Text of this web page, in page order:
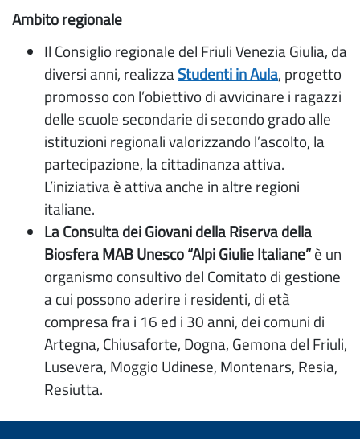
Ambito regionale
Il Consiglio regionale del Friuli Venezia Giulia, da
diversi anni, realizzaStudenti in Aula, progetto
promosso con l’obiettivo di avvicinare i ragazzi
delle scuole secondarie di secondo grado alle
istituzioni regionali valorizzando l’ascolto, la
partecipazione, la cittadinanza attiva.
L’iniziativa è attiva anche in altre regioni
italiane.
La Consulta dei Giovani della Riserva della
Biosfera MAB Unesco “Alpi Giulie Italiane”è un
organismo consultivo del Comitato di gestione
a cui possono aderire i residenti, di età
compresa fra i 16 ed i 30 anni, dei comuni di
Artegna, Chiusaforte, Dogna, Gemona del Friuli,
Lusevera, Moggio Udinese, Montenars, Resia,
Resiutta.